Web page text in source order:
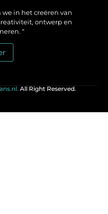
we in het creëren van
ontwerp en
“
All Right Reserved.